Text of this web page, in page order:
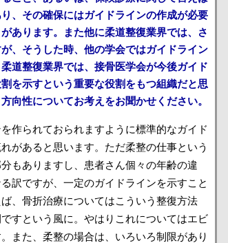
、その確保にはガイドラインの作成が必要
あります。また他に柔道整復業界では、さ
、そうした時、他の学会ではガイドライン
道整復業界では、接骨医学会が今後ガイド
を示すという重要な役割をもつ組織だと思
向性についてお考えをお聞かせください。
作られておられますように標準的なガイド
があると思います。ただ柔整の仕事という
もありますし、患者さん個々の年齢の違
訳ですが、一定のガイドラインを示すこと
、骨折治療についてはこういう整復方法
すという風に。やはりこれについてはエビ
また、柔整の場合は、いろいろ制限があり